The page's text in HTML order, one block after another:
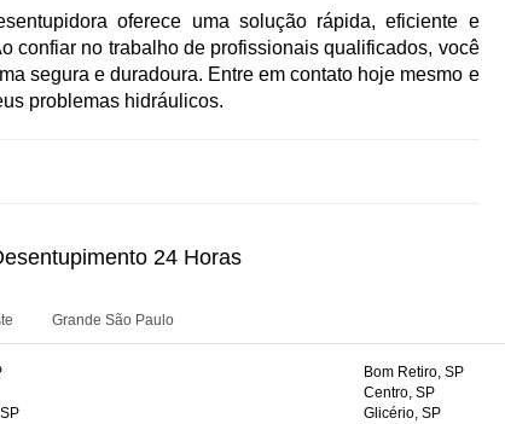
oferece uma solução rápida, eficiente e
confiar no trabalho de profissionais qualificados, você
segura e duradoura. Entre em contato hoje mesmo e
problemas hidráulicos.
24 Horas
Grande São Paulo
Bom Retiro, SP
Centro, SP
Glicério, SP